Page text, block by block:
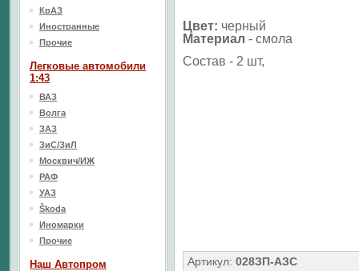
Цвет: черный
Материал - смола
Состав - 2 шт,
Артикул: 028ЗП-АЗС
КрАЗ
Иностранные
Прочие
Легковые автомобили
1:43
ВАЗ
Волга
ЗАЗ
ЗиС/ЗиЛ
Москвич/ИЖ
РАФ
УАЗ
Škoda
Иномарки
Прочие
Наш Aвтопром